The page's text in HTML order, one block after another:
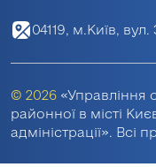
04119, м.Київ,
© 2026 «Управління
районної в місті
адміністрації». Всі